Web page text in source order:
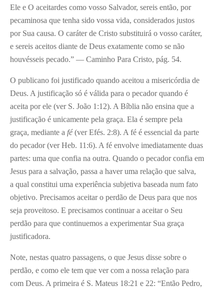
Ele e O aceitardes como vosso Salvador, sereis então, por
pecaminosa que tenha sido vossa vida, considerados justos
por Sua causa. O caráter de Cristo substituirá o vosso caráter,
e sereis aceitos diante de Deus exatamente como se não
houvésseis pecado.” — Caminho Para Cristo, pág. 54.
O publicano foi justificado quando aceitou a misericórdia de
Deus. A justificação só é válida para o pecador quando é
aceita por ele (ver S. João 1:12). A Bíblia não ensina que a
justificação é unicamente pela graça. Ela é sempre pela
graça, mediante a fé(ver Efés. 2:8). A fé é essencial da parte
do pecador (ver Heb. 11:6). A fé envolve imediatamente duas
partes: uma que confia na outra. Quando o pecador confia em
Jesus para a salvação, passa a haver uma relação que salva,
a qual constitui uma experiência subjetiva baseada num fato
objetivo. Precisamos aceitar o perdão de Deus para que nos
seja proveitoso. E precisamos continuar a aceitar o Seu
perdão para que continuemos a experimentar Sua graça
justificadora.
Note, nestas quatro passagens, o que Jesus disse sobre o
perdão, e como ele tem que ver com a nossa relação para
com Deus. A primeira é S. Mateus 18:21 e 22: “Então Pedro,